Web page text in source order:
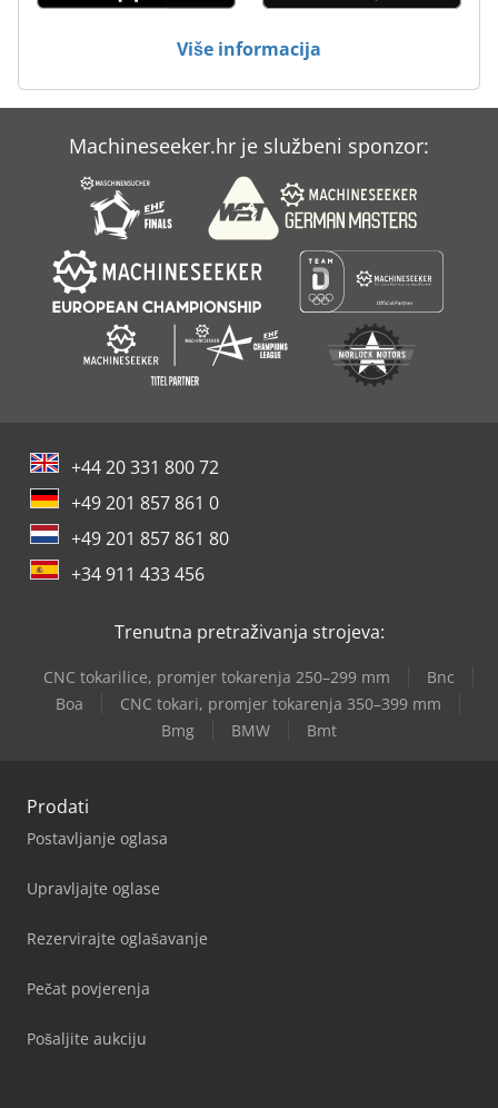
Više informacija
Machineseeker.hr je službeni sponzor:
+44 20 331 800 72
+49 201 857 861 0
+49 201 857 861 80
+34 911 433 456
Trenutna pretraživanja strojeva:
CNC tokarilice, promjer tokarenja 250–299 mm
Bnc
Boa
CNC tokari, promjer tokarenja 350–399 mm
Bmg
BMW Bmt
Prodati
Postavljanje oglasa
Upravljajte oglase
Rezervirajte oglašavanje
Pečat povjerenja
Pošaljite aukciju